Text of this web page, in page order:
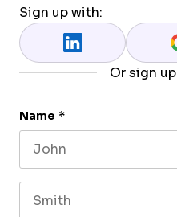
Sign up with:
Or sign
Name *